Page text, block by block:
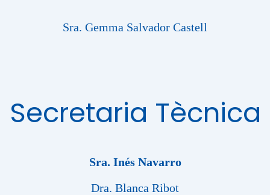
Sra. Gemma Salvador Castell
Secretaria Tècnica
Sra. Inés Navarro
Dra. Blanca Ribot